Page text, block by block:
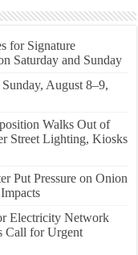
for Signature
Saturday and Sunday
August 8–9,
Walks Out of
Street Lighting, Kiosks
Put Pressure on Onion
Electricity Network
Call for Urgent